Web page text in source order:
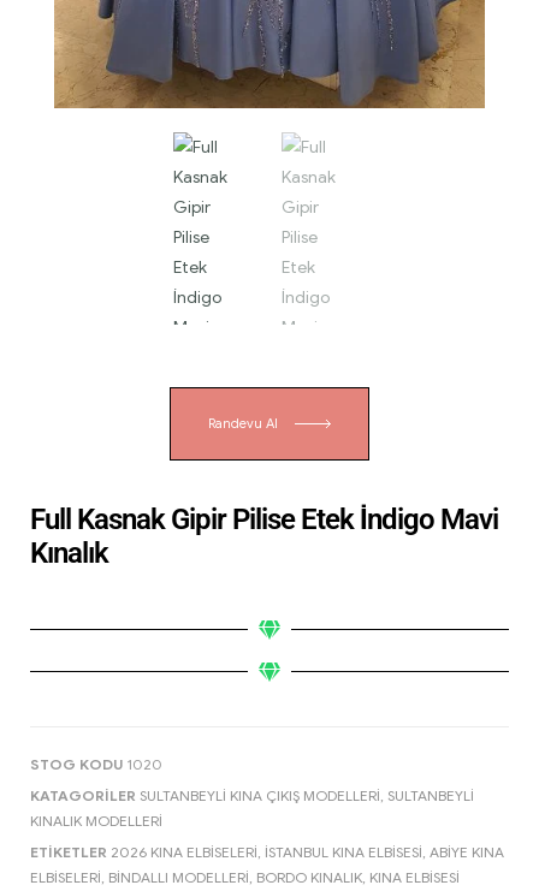
Randevu Al
Full Kasnak Gipir Pilise Etek İndigo Mavi
Kınalık
STOG KODU 1020
KATAGORILER SULTANBEYLI KINA ÇIKIŞ MODELLERI SULTANBEYLI
KINALIK MODELLERI
ETIKETLER 2026 KINA ELBISELERI İSTANBUL KINA ELBISESI ABIYE KINA
ELBISELERI BINDALLI MODELLERI BORDO KINALIK KINA ELBISESI